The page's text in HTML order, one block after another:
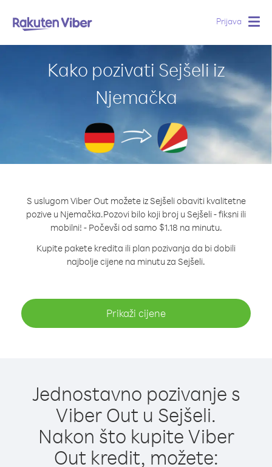
Prijava
Kako pozivati Sejšeli iz
Njemačka
S uslugom Viber Out možete iz Sejšeli obaviti kvalitetne
pozive u Njemačka.Pozovi bilo koji broj u Sejšeli - fiksni ili
mobilni! - Počevši od samo $1.18 na minutu.
Kupite pakete kredita ili plan pozivanja da bi dobili
najbolje cijene na minutu za Sejšeli.
Prikaži cijene
Jednostavno pozivanje s
Viber Out u Sejšeli.
Nakon što kupite Viber
Out kredit, možete: